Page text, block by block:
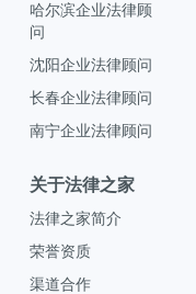
哈尔滨企业法律顾
问
沈阳企业法律顾问
长春企业法律顾问
南宁企业法律顾问
关于法律之家
法律之家简介
荣誉资质
渠道合作